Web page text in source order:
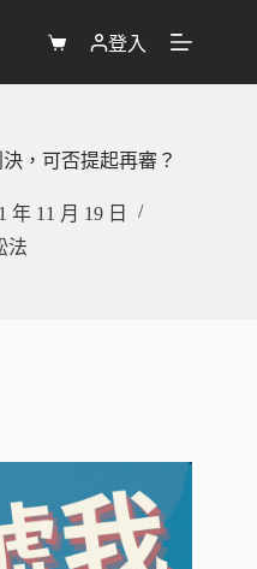
購
物
登入
，可否提起再審？
年 11 月 19 日
法